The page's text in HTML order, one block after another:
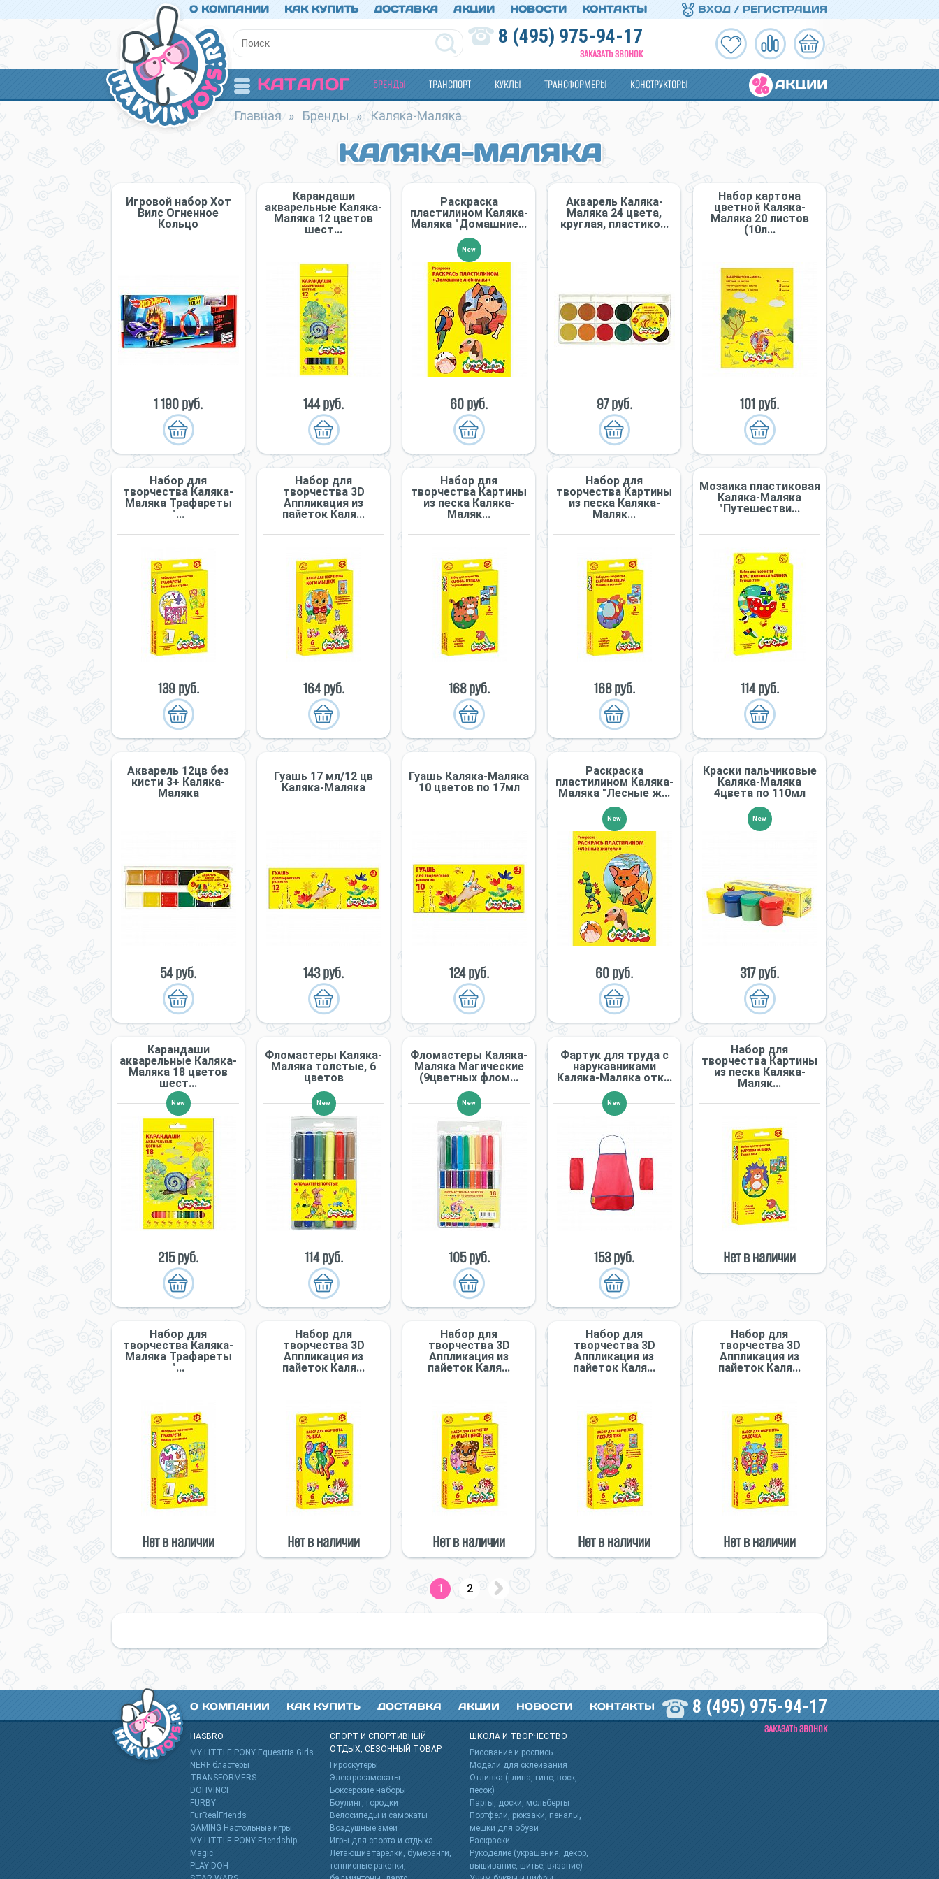
О КОМПАНИИ КАК КУПИТЬ ДОСТАВКА АКЦИИ НОВОСТИ КОНТАКТЫ ВХОД / РЕГИСТРАЦИЯ
8 (495) 975-94-17
ЗАКАЗАТЬ ЗВОНОК
КАТАЛОГ БРЕНДЫ ТРАНСПОРТ КУКЛЫ ТРАНСФОРМЕРЫ КОНСТРУКТОРЫ АКЦИИ
Главная » Бренды » Каляка-Маляка
КАЛЯКА-МАЛЯКА
Игровой набор Хот
Вилс Огненное
Кольцо
1 190 руб.
Карандаши
акварельные Каляка-
Маляка 12 цветов
шест...
144 руб.
Раскраска
пластилином Каляка-
Маляка "Домашние...
New
60 руб.
Акварель Каляка-
Маляка 24 цвета,
круглая, пластико...
97 руб.
Набор картона
цветной Каляка-
Маляка 20 листов
(10л...
101 руб.
Набор для
творчества Каляка-
Маляка Трафареты
"...
139 руб.
Набор для
творчества 3D
Аппликация из
пайеток Каля...
164 руб.
Набор для
творчества Картины
из песка Каляка-
Маляк...
168 руб.
Набор для
творчества Картины
из песка Каляка-
Маляк...
168 руб.
Мозаика пластиковая
Каляка-Маляка
"Путешестви...
114 руб.
Акварель 12цв без
кисти 3+ Каляка-
Маляка
54 руб.
Гуашь 17 мл/12 цв
Каляка-Маляка
143 руб.
Гуашь Каляка-Маляка
10 цветов по 17мл
124 руб.
Раскраска
пластилином Каляка-
Маляка "Лесные ж...
New
60 руб.
Краски пальчиковые
Каляка-Маляка
4цвета по 110мл
New
317 руб.
Карандаши
акварельные Каляка-
Маляка 18 цветов
шест...
New
215 руб.
Фломастеры Каляка-
Маляка толстые, 6
цветов
New
114 руб.
Фломастеры Каляка-
Маляка Магические
(9цветных флом...
New
105 руб.
Фартук для труда с
нарукавниками
Каляка-Маляка отк...
New
153 руб.
Набор для
творчества Картины
из песка Каляка-
Маляк...
Нет в наличии
Набор для
творчества Каляка-
Маляка Трафареты
"...
Нет в наличии
Набор для
творчества 3D
Аппликация из
пайеток Каля...
Нет в наличии
Набор для
творчества 3D
Аппликация из
пайеток Каля...
Нет в наличии
Набор для
творчества 3D
Аппликация из
пайеток Каля...
Нет в наличии
Набор для
творчества 3D
Аппликация из
пайеток Каля...
Нет в наличии
1 2
О КОМПАНИИ КАК КУПИТЬ ДОСТАВКА АКЦИИ НОВОСТИ КОНТАКТЫ 8 (495) 975-94-17
ЗАКАЗАТЬ ЗВОНОК
HASBRO
MY LITTLE PONY Equestria Girls
NERF бластеры
TRANSFORMERS
DOHVINCI
FURBY
FurRealFriends
GAMING Настольные игры
MY LITTLE PONY Friendship
Magic
PLAY-DOH
СПОРТ И СПОРТИВНЫЙ
ОТДЫХ, СЕЗОННЫЙ ТОВАР
Гироскутеры
Электросамокаты
Боксерские наборы
Боулинг, городки
Велосипеды и самокаты
Воздушные змеи
Игры для спорта и отдыха
Летающие тарелки, бумеранги,
теннисные ракетки,
ШКОЛА И ТВОРЧЕСТВО
Рисование и роспись
Модели для склеивания
Отливка (глина, гипс, воск,
песок)
Парты, доски, мольберты
Портфели, рюкзаки, пеналы,
мешки для обуви
Раскраски
Рукоделие (украшения, декор,
вышивание, шитье, вязание)